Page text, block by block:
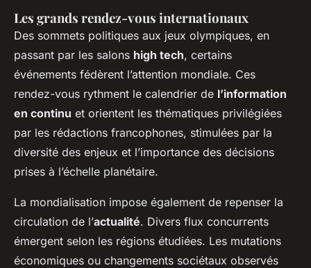
Les grands rendez-vous internationaux
Des sommets politiques aux jeux olympiques, en
passant par les salons high tech, certains
événements fédèrent l’attention mondiale. Ces
rendez-vous rythment le calendrier de l’information
en continu et orientent les thématiques privilégiées
par les rédactions francophones, stimulées par la
diversité des enjeux et l’importance des décisions
prises à l’échelle planétaire.
La mondialisation impose également de repenser la
circulation de l’actualité. Divers flux concurrents
émergent selon les régions étudiées. Les mutations
économiques ou changements sociétaux observés